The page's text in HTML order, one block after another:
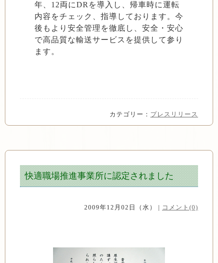
年、12両にDRを導入し、帰車時に運転
内容をチェック、指導しております。今
後もより安全管理を徹底し、安全・安心
で高品質な輸送サービスを提供して参り
ます。
カテゴリー： プレスリリース
快適職場推進事業所に認定されました
2009年12月02日（水） | コメント(0)